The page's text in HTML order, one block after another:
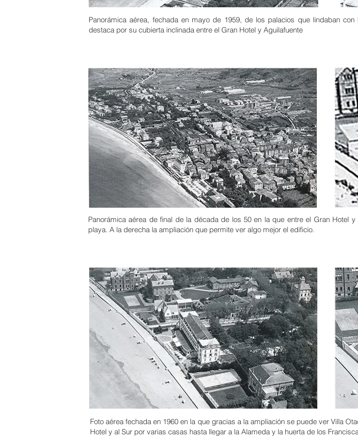
Panorámica aérea, fechada en mayo de 1959, de los palacios que lindaban
destaca por su cubierta inclinada entre el Gran Hotel y Aguilafuente
Panorámica aérea de final de la década de los 50 en la que entre el Gran Hotel
playa. A la derecha la ampliación que permite ver algo mejor el edificio.
Foto aérea fechada en 1960 en la que gracias a la ampliación se puede ver Villa
Hotel y al Sur por varias casas hasta llegar a la Alameda y la huerta de los